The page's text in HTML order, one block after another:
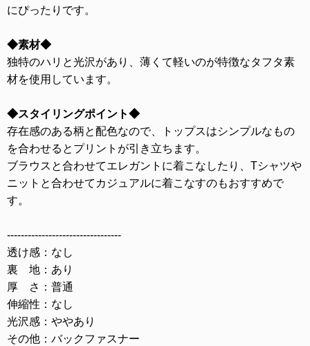
にぴったりです。
◆素材◆
独特のハリと光沢があり、薄くて軽いのが特徴なタフタ素
材を使用しています。
◆スタイリングポイント◆
存在感のある柄と配色なので、トップスはシンプルなもの
を合わせるとプリントが引き立ちます。
ブラウスと合わせてエレガントに着こなしたり、Tシャツや
ニットと合わせてカジュアルに着こなすのもおすすめで
す。
---------------------------------
透け感：なし
裏 地：あり
厚 さ：普通
伸縮性：なし
光沢感：ややあり
その他：バックファスナー